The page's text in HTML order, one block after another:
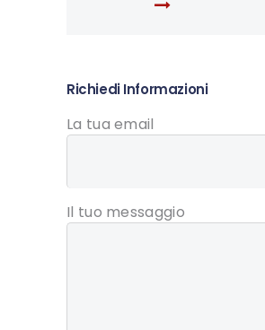
Richiedi Informazioni
La tua email
Il tuo messaggio